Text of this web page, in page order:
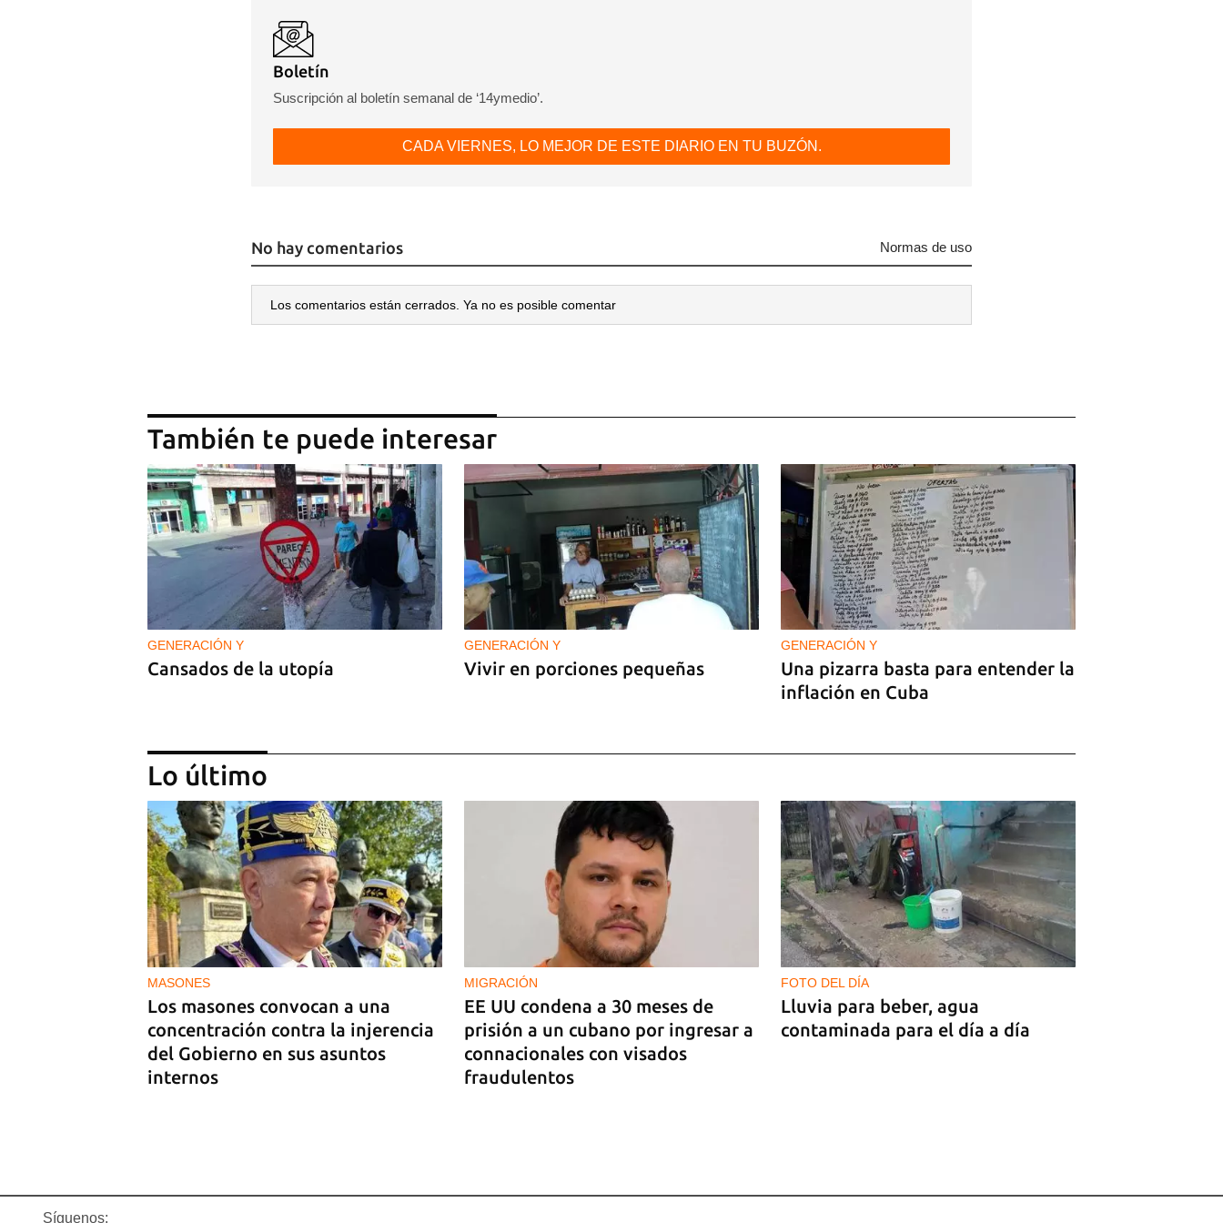
Boletín
Suscripción al boletín semanal de ‘14ymedio’.
CADA VIERNES, LO MEJOR DE ESTE DIARIO EN TU BUZÓN.
No hay comentarios Normas de uso
Los comentarios están cerrados. Ya no es posible comentar
También te puede interesar
GENERACIÓN Y
Cansados de la utopía
GENERACIÓN Y
Vivir en porciones pequeñas
GENERACIÓN Y
Una pizarra basta para entender la
inflación en Cuba
GENERACIÓN Y
Tras un breve alumbrón se volvió
a ir la luz y llegó el cacerolazo de
indignación
Lo último
MASONES
Los masones convocan a una
concentración contra la injerencia
del Gobierno en sus asuntos
internos
MIGRACIÓN
EE UU condena a 30 meses de
prisión a un cubano por ingresar a
connacionales con visados
fraudulentos
FOTO DEL DÍA
Lluvia para beber, agua
contaminada para el día a día
Síguenos: